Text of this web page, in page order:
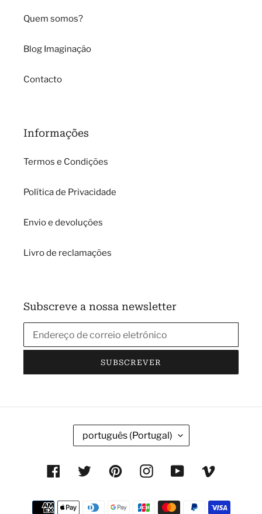
Quem somos?
Blog Imaginação
Contacto
Informações
Termos e Condições
Política de Privacidade
Envio e devoluções
Livro de reclamações
Subscreve a nossa newsletter
SUBSCREVER
D
O
A
português (Portugal)
FacebookTwitterPinterestInstagramYouTubeVimeo
Métodos